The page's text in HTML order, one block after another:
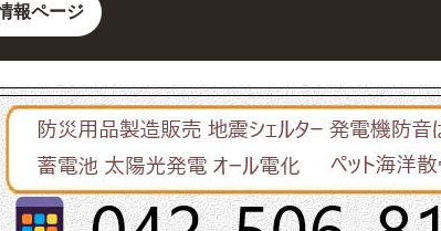
報ページ